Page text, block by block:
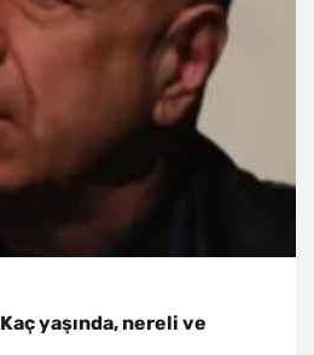
yaşında, nereli ve